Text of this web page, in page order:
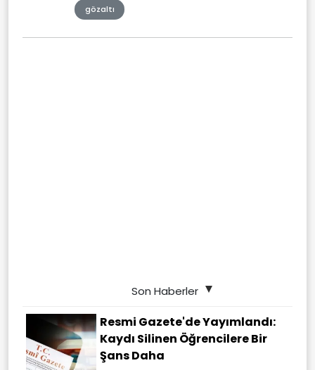
gözaltı
Son Haberler
Resmi Gazete'de Yayımlandı:
Kaydı Silinen Öğrencilere Bir
Şans Daha